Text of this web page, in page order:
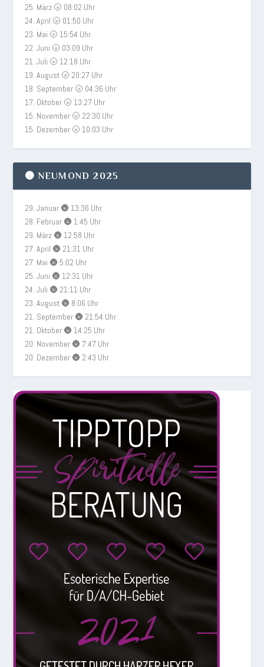
25. März 🌝 08:02 Uhr
24. April 🌝 01:50 Uhr
23. Mai 🌝 15:54 Uhr
22. Juni 🌝 03:09 Uhr
21. Juli 🌝 12:18 Uhr
19. August 🌝 20:27 Uhr
18. September 🌝 04:36 Uhr
17. Oktober 🌝 13:27 Uhr
15. November 🌝 22:30 Uhr
15. Dezember 🌝 10:03 Uhr
🌚 NEUMOND 2025
29. Januar 🌚 13:36 Uhr
28. Februar 🌚 1:45 Uhr
29. März 🌚 12:58 Uhr
27. April 🌚 21:31 Uhr
27. Mai 🌚 5:02 Uhr
25. Juni 🌚 12:31 Uhr
24. Juli 🌚 21:11 Uhr
23. August 🌚 8:06 Uhr
21. September 🌚 21:54 Uhr
21. Oktober 🌚 14:25 Uhr
20. November 🌚 7:47 Uhr
20. Dezember 🌚 2:43 Uhr